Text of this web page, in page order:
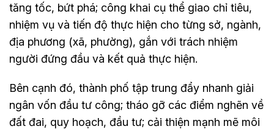
tăng tốc, bứt phá; công khai cụ thể giao chỉ tiêu,
nhiệm vụ và tiến độ thực hiện cho từng sở, ngành,
địa phương (xã, phường), gắn với trách nhiệm
người đứng đầu và kết quả thực hiện.
Bên cạnh đó, thành phố tập trung đẩy nhanh giải
ngân vốn đầu tư công; tháo gỡ các điểm nghẽn về
đất đai, quy hoạch, đầu tư; cải thiện mạnh mẽ môi